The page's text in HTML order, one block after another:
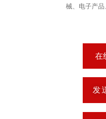
械、电子产
在
发